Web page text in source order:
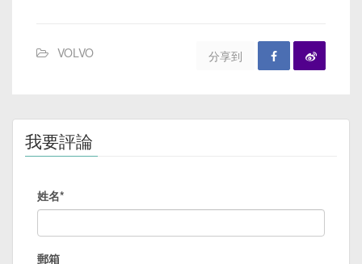
VOLVO 分享到
我要評論
姓名*
郵箱